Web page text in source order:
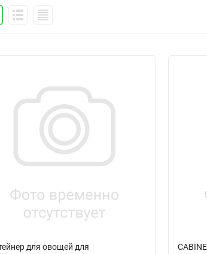
для овощей для